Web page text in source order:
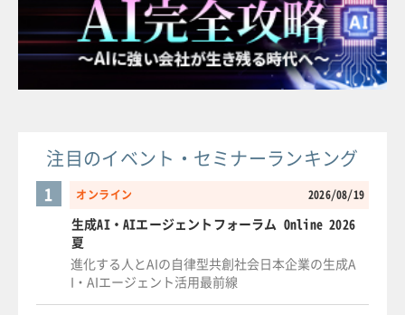
注目のイベント・セミナーランキング
オンライン 2026/08/19
1
生成AI・AIエージェントフォーラム Online 2026
夏
進化する人とAIの自律型共創社会日本企業の生成A
I・AIエージェント活用最前線